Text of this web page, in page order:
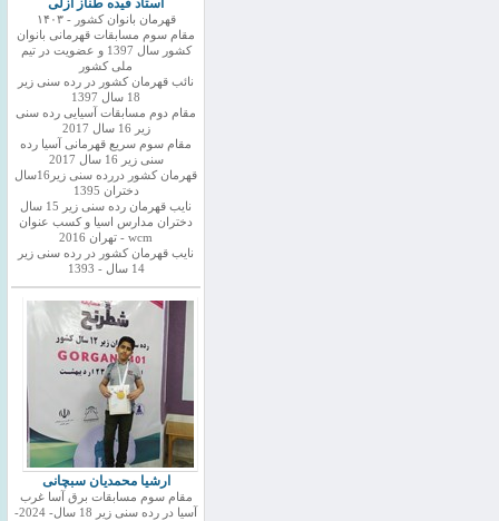
استاد فیده طناز ازلی
قهرمان بانوان کشور - ۱۴۰۳
مقام سوم مسابقات قهرمانی بانوان
کشور سال 1397 و عضویت در تیم
ملی کشور
نائب قهرمان کشور در رده سنی زیر
18 سال 1397
مقام دوم مسابقات آسیایی رده سنی
زیر 16 سال 2017
مقام سوم سریع قهرمانی آسیا رده
سنی زیر 16 سال 2017
قهرمان کشور دررده سنی زیر16سال
دختران 1395
نایب قهرمان رده سنی زیر 15 سال
دختران مدارس اسیا و کسب عنوان
wcm - تهران 2016
نایب قهرمان کشور در رده سنی زیر
14 سال - 1393
ارشیا محمدیان سبچانی
مقام سوم مسابقات برق آسا غرب
آسیا در رده سنی زیر 18 سال- 2024-